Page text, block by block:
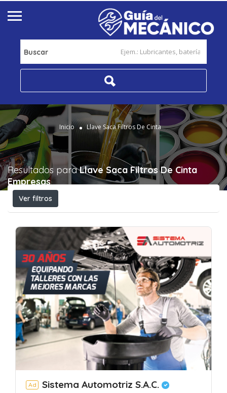
Buscar
Inicio Llave Saca Filtros De Cinta
Resultados paraLlave Saca Filtros De Cinta
Empresas
Ver filtros
Ad Sistema Automotriz S.A.C.